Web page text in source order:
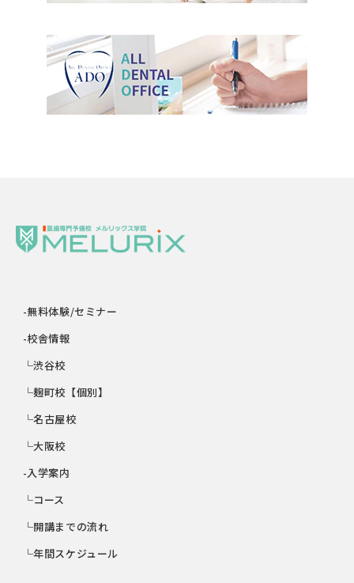
-無料体験/セミナー
-校舎情報
└渋谷校
└麹町校【個別】
└名古屋校
└大阪校
-入学案内
└コース
└開講までの流れ
└年間スケジュール